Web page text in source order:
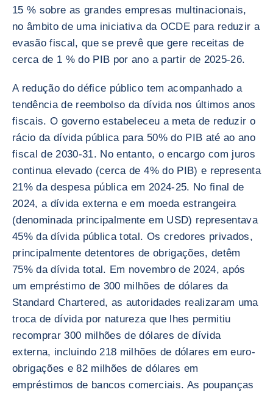
15 % sobre as grandes empresas multinacionais,
no âmbito de uma iniciativa da OCDE para reduzir a
evasão fiscal, que se prevê que gere receitas de
cerca de 1 % do PIB por ano a partir de 2025-26.
A redução do défice público tem acompanhado a
tendência de reembolso da dívida nos últimos anos
fiscais. O governo estabeleceu a meta de reduzir o
rácio da dívida pública para 50% do PIB até ao ano
fiscal de 2030-31. No entanto, o encargo com juros
continua elevado (cerca de 4% do PIB) e representa
21% da despesa pública em 2024-25. No final de
2024, a dívida externa e em moeda estrangeira
(denominada principalmente em USD) representava
45% da dívida pública total. Os credores privados,
principalmente detentores de obrigações, detêm
75% da dívida total. Em novembro de 2024, após
um empréstimo de 300 milhões de dólares da
Standard Chartered, as autoridades realizaram uma
troca de dívida por natureza que lhes permitiu
recomprar 300 milhões de dólares de dívida
externa, incluindo 218 milhões de dólares em euro-
obrigações e 82 milhões de dólares em
empréstimos de bancos comerciais. As poupanças